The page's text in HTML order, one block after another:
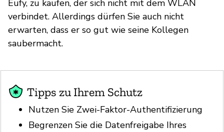
Eufy, zu kaufen, der sich nicht mit dem WLAN
verbindet. Allerdings dürfen Sie auch nicht
erwarten, dass er so gut wie seine Kollegen
saubermacht.
Tipps zu Ihrem Schutz
Nutzen Sie Zwei-Faktor-Authentifizierung
Begrenzen Sie die Datenfreigabe Ihres